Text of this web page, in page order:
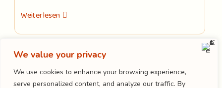
We value your privacy
We use cookies to enhance your browsing experience,
serve personalized content, and analyze our traffic. By
WeiterlesenWarum
Wichtig
Kindern
Den
Umgang
Mit
Frustration
LOAD MORE